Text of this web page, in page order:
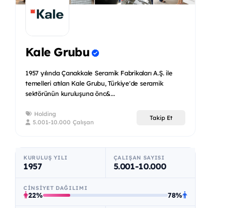
Kale Grubu
1957 yılında Çanakkale Seramik Fabrikaları A.Ş. ile
temelleri atılan Kale Grubu, Türkiye'de seramik
sektörünün kuruluşuna önc&...
Holding
5.001-10.000 Çalışan
Takip Et
KURULUŞ YILI
1957
ÇALIŞAN SAYISI
5.001-10.000
CINSIYET DAĞILIMI
22% 78%